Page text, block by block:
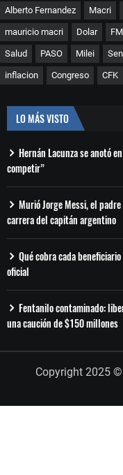
Alberto Fernandez Macri
mauricio macri Dolar
Salud PASO Milei
inflacion Congreso CFK
LO MÁS VISTO
Hernán Lacunza se anotó
competir”
Murió Jorge Messi, el
carrera del capitán argentino
Qué cobra cada
oficial
Fentanilo contaminado:
una caución de $150 millones
Copyright 2025